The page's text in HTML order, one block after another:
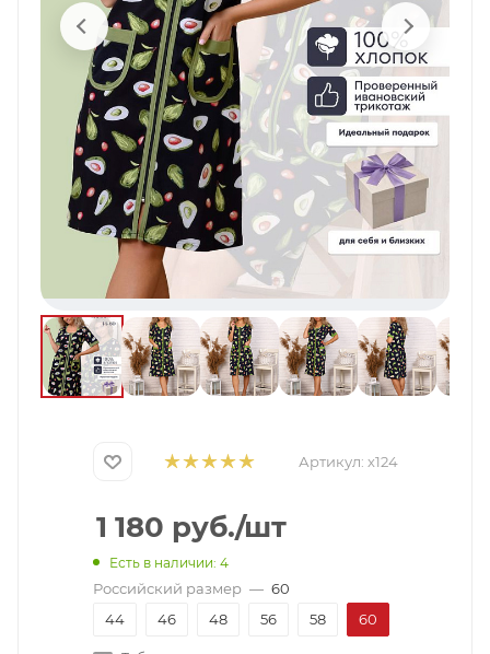
Артикул: х124
1 180 руб./шт
Есть в наличии: 4
Российский размер — 60
44
46 48 56 58 60